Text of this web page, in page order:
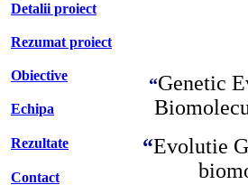
Detalii proiect
Rezumat proiect
Obiective
Echipa
Rezultate
Contact
“Genetic
“Evolutie